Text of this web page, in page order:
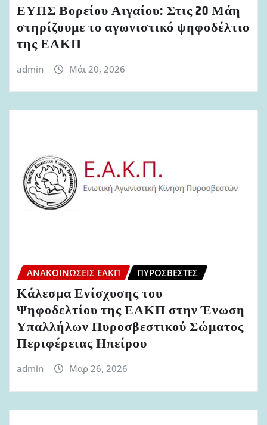
ΕΥΠΣ Βορείου Αιγαίου: Στις 20 Μάη
στηρίζουμε το αγωνιστικό ψηφοδέλτιο
της ΕΑΚΠ
admin Μάι 20, 2026
ΑΝΑΚΟΙΝΏΣΕΙΣ ΕΑΚΠ ΠΥΡΟΣΒΈΣΤΕΣ
Κάλεσμα Ενίσχυσης του
Ψηφοδελτίου της ΕΑΚΠ στην Ένωση
Υπαλλήλων Πυροσβεστικού Σώματος
Περιφέρειας Ηπείρου
admin Μαρ 26, 2026